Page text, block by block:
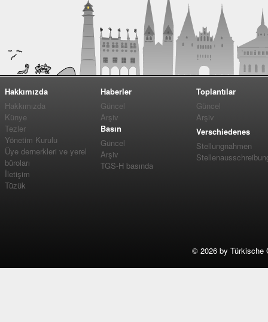
Hakkımızda
Hakkımızda
Künye
Tezler
Yönetim Kurulu
Üye dernerkleri ve yerel
büroları
İletişim
Tüzük
Haberler
Güncel
Arşiv
Basın
Güncel
Arşiv
TGS-H basında
Toplantılar
Güncel
Arşiv
Verschiedenes
Stellungnahmen
© 2026 by Türkische